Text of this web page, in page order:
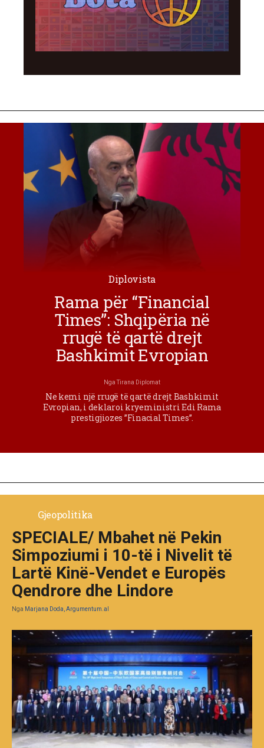
Diplovista
Rama për “Financial
Times”: Shqipëria në
rrugë të qartë drejt
Bashkimit Evropian
Nga Tirana Diplomat
Ne kemi një rrugë të qartë drejt Bashkimit
Evropian, i deklaroi kryeministri Edi Rama
prestigjiozes ”Finacial Times”.
Gjeopolitika
SPECIALE/ Mbahet në Pekin
Simpoziumi i 10-të i Nivelit të
Lartë Kinë-Vendet e Europës
Qendrore dhe Lindore
Nga Marjana Doda, Argumentum.al